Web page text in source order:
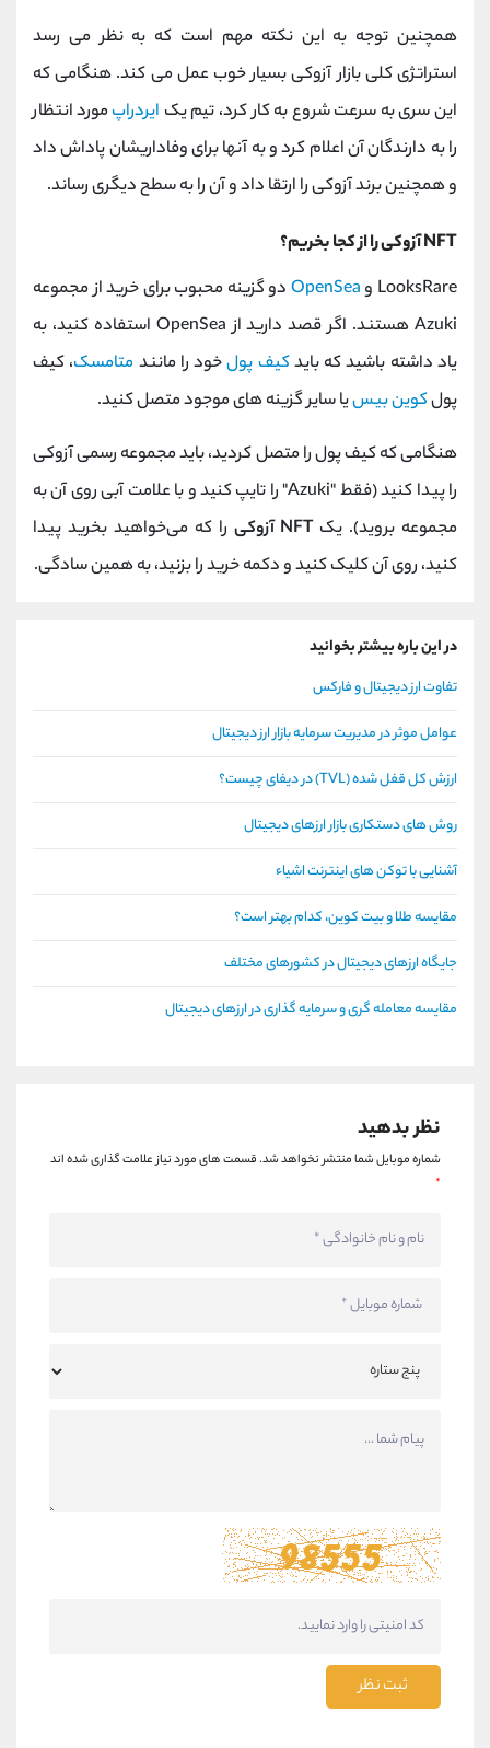
همچنین توجه به این نکته مهم است که به نظر می رسد
استراتژی کلی بازار آزوکی بسیار خوب عمل می کند. هنگامی که
این سری به سرعت شروع به کار کرد، تیم یک ایردراپمورد انتظار
را به دارندگان آن اعلام کرد و به آنها برای وفاداریشان پاداش داد
و همچنین برند آزوکی را ارتقا داد و آن را به سطح دیگری رساند.
NFT آزوکی را از کجا بخریم؟
LooksRare و
OpenSea دو گزینه محبوب برای خرید از مجموعه
Azuki هستند. اگر قصد دارید از OpenSea استفاده کنید، به
یاد داشته باشید که بایدکیف پولخود را مانند متامسک، کیف
پولکوین بیسیا سایر گزینه های موجود متصل کنید.
هنگامی که کیف پول را متصل کردید، باید مجموعه رسمی آزوکی
را پیدا کنید (فقط "Azuki" را تایپ کنید و با علامت آبی روی آن به
مجموعه بروید). یکNFT آزوکی
را که می‌خواهید بخرید پیدا
کنید، روی آن کلیک کنید و دکمه خرید را بزنید، به همین سادگی.
در این باره بیشتر بخوانید
تفاوت ارز دیجیتال و فارکس
عوامل موثر در مدیریت سرمایه بازار ارز دیجیتال
ارزش کل قفل شده (TVL) در دیفای چیست؟
روش های دستکاری بازار ارزهای دیجیتال
آشنایی با توکن های اینترنت اشیاء
مقایسه طلا و بیت کوین، کدام بهتر است؟
جایگاه ارزهای دیجیتال در کشورهای مختلف
مقایسه معامله گری و سرمایه گذاری در ارزهای دیجیتال
نظر بدهید
شماره موبایل شما منتشر نخواهد شد.قسمت های مورد نیاز علامت گذاری شده اند
*
ثبت نظر